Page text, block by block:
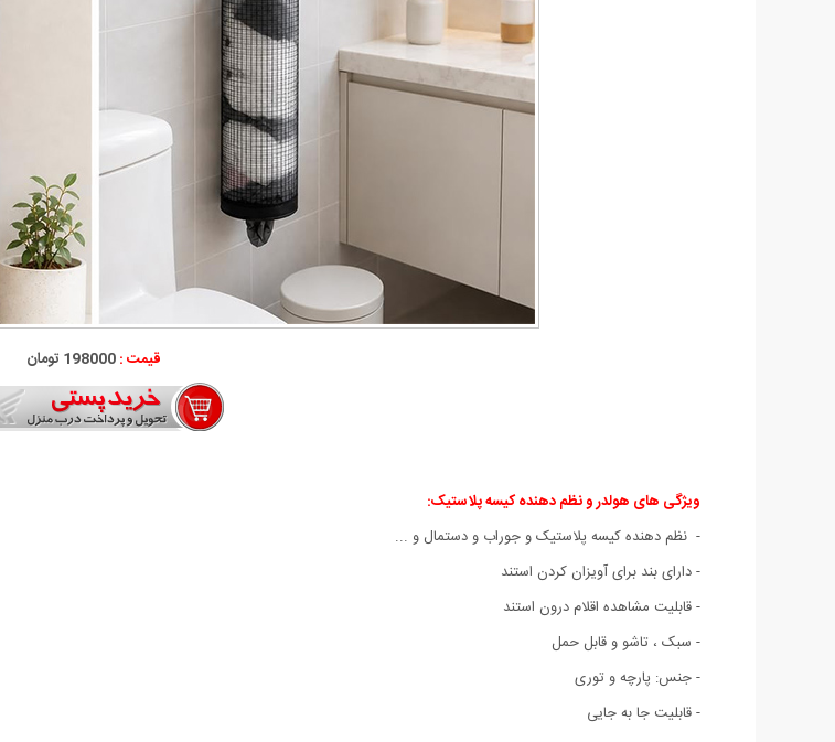
قیمت :198000 تومان
ویژگی های هولدر و نظم دهنده کیسه پلاستیک:
- نظم دهنده کیسه پلاستیک و جوراب و دستمال و ...
- دارای بند برای آویزان کردن استند
- قابلیت مشاهده اقلام درون استند
- سبک ، تاشو و قابل حمل
- جنس: پارچه و توری
- قابلیت جا به جایی